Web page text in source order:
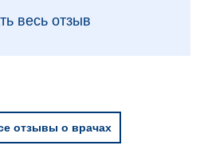
весь отзыв
отзывы о врачах